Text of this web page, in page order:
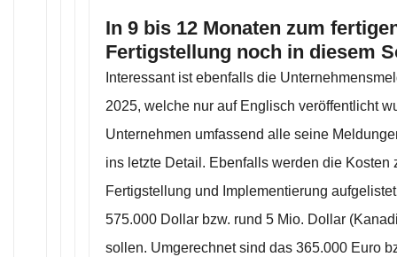
In 9 bis 12 Monaten zum
Fertigstellung noch in diesem
Interessant ist ebenfalls die
2025, welche nur auf Englisch veröffentlicht
Unternehmen umfassend alle seine
ins letzte Detail. Ebenfalls werden die Kosten
Fertigstellung und Implementierung
575.000 Dollar bzw. rund 5 Mio. Dollar
sollen. Umgerechnet sind das 365.000 Euro